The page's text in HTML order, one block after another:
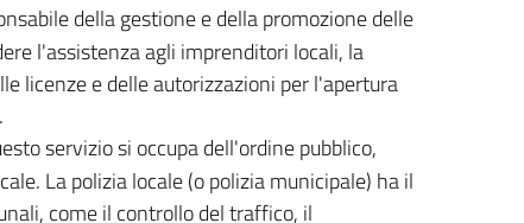
della gestione e della promozione delle
l'assistenza agli imprenditori locali, la
licenze e delle autorizzazioni per l'apertura
servizio si occupa dell'ordine pubblico,
La polizia locale (o polizia municipale) ha il
come il controllo del traffico, il